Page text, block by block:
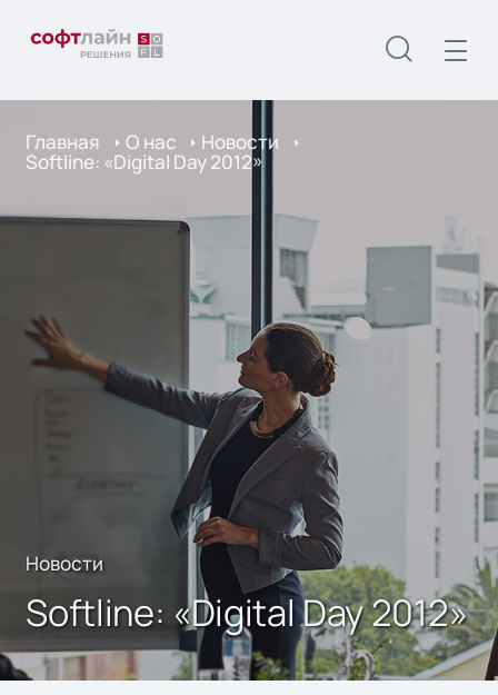
Главная О нас Новости
Softline: «Digital Day 2012»
Новости
Softline: «Digital Day 2012»